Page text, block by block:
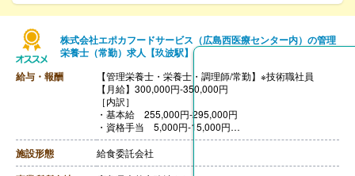
株式会社エポカフードサービス（広島西医療センター内）の管理
栄養士（常勤）求人【玖波駅】
給与・報酬
【管理栄養士・栄養士・調理師/常勤】※技術職社員
【月給】300,000円-350,000円
［内訳］
・基本給 255,000円-295,000円
・資格手当 5,000円-15,000円
・固定残業代 40,000円
※みなし残業手当は時間外労働の有無にかかわらず、固
定残業代として支給し、17-20時間程度を超える時間外
施設形態 給食委託会社